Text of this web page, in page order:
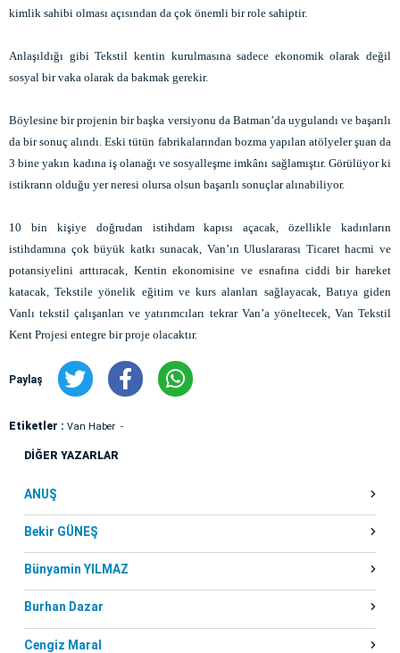
kimlik sahibi olması açısından da çok önemli bir role sahiptir.
Anlaşıldığı gibi Tekstil kentin kurulmasına sadece ekonomik olarak değil
sosyal bir vaka olarak da bakmak gerekir.
Böylesine bir projenin bir başka versiyonu da Batman’da uygulandı ve başarılı
da bir sonuç alındı. Eski tütün fabrikalarından bozma yapılan atölyeler şuan da
3 bine yakın kadına iş olanağı ve sosyalleşme imkânı sağlamıştır. Görülüyor ki
istikrarın olduğu yer neresi olursa olsun başarılı sonuçlar alınabiliyor.
10 bin kişiye doğrudan istihdam kapısı açacak, özellikle kadınların
istihdamına çok büyük katkı sunacak, Van’ın Uluslararası Ticaret hacmi ve
potansiyelini arttıracak, Kentin ekonomisine ve esnafına ciddi bir hareket
katacak, Tekstile yönelik eğitim ve kurs alanları sağlayacak, Batıya giden
Vanlı tekstil çalışanları ve yatırımcıları tekrar Van’a yöneltecek, Van Tekstil
Kent Projesi entegre bir proje olacaktır.
Paylaş
Etiketler : Van Haber
DİĞER YAZARLAR
ANUŞ
Bekir GÜNEŞ
Bünyamin YILMAZ
Burhan Dazar
Cengiz Maral